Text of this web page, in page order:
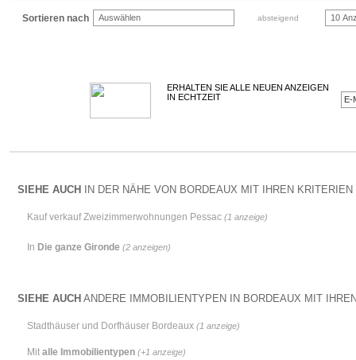
Sortieren nach Auswählen absteigend 10
ERHALTEN SIE ALLE NEUEN ANZEIGEN
IN ECHTZEIT
SIEHE AUCH IN DER NÄHE VON BORDEAUX MIT IHREN KRITERIEN
Kauf verkauf Zweizimmerwohnungen Pessac (1 anzeige)
In Die ganze Gironde (2 anzeigen)
SIEHE AUCH ANDERE IMMOBILIENTYPEN IN BORDEAUX MIT
Stadthäuser und Dorfhäuser Bordeaux (1 anzeige)
Mit alle Immobilientypen (+1 anzeige)